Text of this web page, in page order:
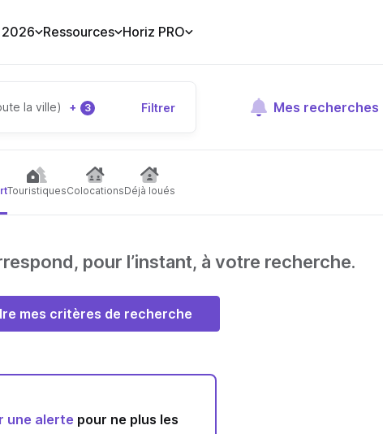
2026 Ressources Horiz PRO
la ville) + 3 Filtrer Mes recherches
TouristiquesColocationsDéjà loués
pour l’instant, à votre recherche.
mes critères de recherche
une alerte pour ne plus les